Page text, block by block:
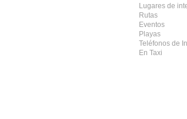
Lugares de
Rutas
Eventos
Playas
Teléfonos de
En Taxi